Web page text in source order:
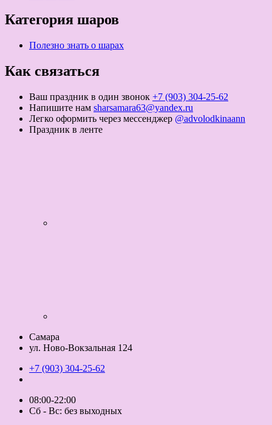
Категория шаров
Полезно знать о шарах
Как связаться
Ваш праздник в один звонок +7 (903) 304-25-62
Напишите нам sharsamara63@yandex.ru
Легко оформить через мессенджер @advolodkinaann
Праздник в ленте
Самара
ул. Ново-Вокзальная 124
+7 (903) 304-25-62
08:00-22:00
Сб - Вс: без выходных